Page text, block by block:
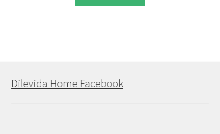
Dilevida Home Facebook